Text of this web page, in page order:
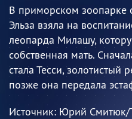
В приморском зоопарке
Эльза взяла на
леопарда Милашу,
собственная мать.
стала Тесси, золотистый
позже она передала
Источник:Юрий Смитюк/